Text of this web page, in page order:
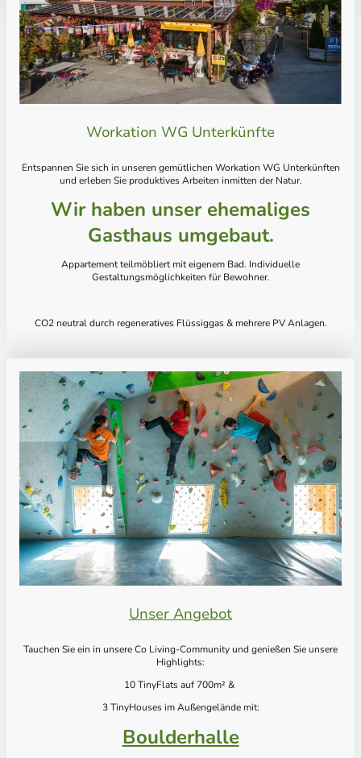
Workation WG Unterkünfte
Entspannen Sie sich in unseren gemütlichen Workation WG Unterkünften
und erleben Sie produktives Arbeiten inmitten der Natur.
Wir haben unser ehemaliges
Gasthaus umgebaut.
Appartement teilmöbliert mit eigenem Bad. Individuelle
Gestaltungsmöglichkeiten für Bewohner.
CO2 neutral durch regeneratives Flüssiggas & mehrere PV Anlagen.
Unser Angebot
Tauchen Sie ein in unsere Co Living-Community und genießen Sie unsere
Highlights:
10 TinyFlats auf 700m² &
3 TinyHouses im Außengelände mit:
Boulderhalle